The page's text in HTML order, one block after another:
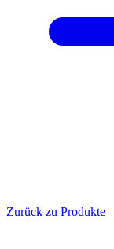
Zurück zu Produkte